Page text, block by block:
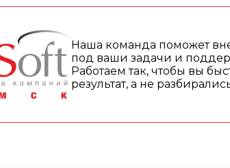
Наша команда поможет
под ваши задачи и
Работаем так, чтобы вы
результат, а не